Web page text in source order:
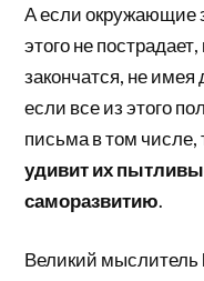
А если окружающие
этого не
закончатся, не
если все из этого
письма в том числе,
удивит их
саморазвитию.
Великий мыслитель